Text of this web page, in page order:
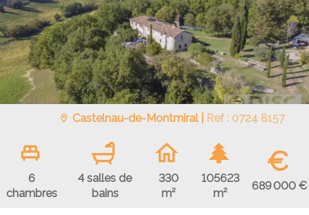
Castelnau-de-Montmiral | Ref : 0724 8157
6
chambres
4 salles de
bains
330
m²
105623
m²
€
689 000 €